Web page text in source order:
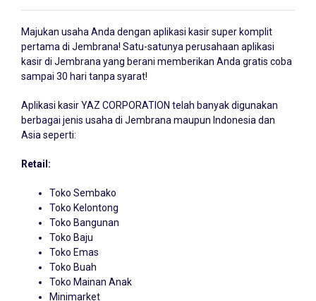
Majukan usaha Anda dengan aplikasi kasirsuper komplit
pertama di Jembrana! Satu-satunya perusahaan aplikasi
kasir di Jembrana yang berani memberikan Anda gratis coba
sampai 30 hari tanpa syarat!
Aplikasi kasir YAZ CORPORATION telah banyak digunakan
berbagai jenis usaha di Jembrana maupun Indonesia dan
Asia seperti:
Retail:
Toko Sembako
Toko Kelontong
Toko Bangunan
Toko Baju
Toko Emas
Toko Buah
Toko Mainan Anak
Minimarket